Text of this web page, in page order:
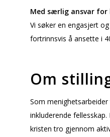
Med særlig ansvar
Vi søker en engasjert
fortrinnsvis å ansette i
Om
Som
inkluderende
kristen tro gjennom